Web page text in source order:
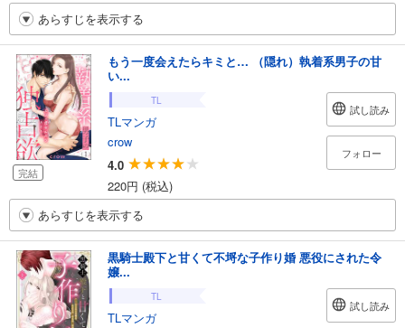
あらすじを表示する
完結
もう一度会えたらキミと… （隠れ）執着系男子の甘
い...
TL
TLマンガ
crow
4.0
220円 (税込)
試し読み
フォロー
あらすじを表示する
黒騎士殿下と甘くて不埒な子作り婚 悪役にされた令
嬢...
TL
TLマンガ
試し読み